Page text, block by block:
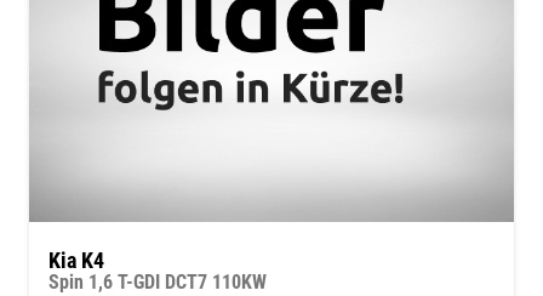
Kia K4
Spin 1,6 T-GDI DCT7 110KW